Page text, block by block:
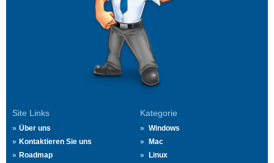
Site Links
Über uns
Kontaktieren Sie uns
Roadmap
Kategorie
Windows
Mac
Linux